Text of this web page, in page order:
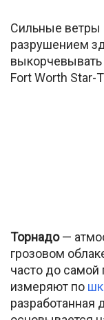
Сильные ветры
разрушением
Fort Worth Star-
Торнадо—
грозовом
часто до самой
измеряют по
разработанная